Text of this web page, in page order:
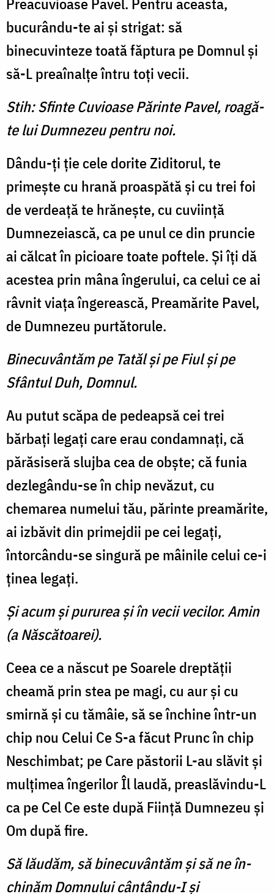
Preacuvioase Pavel. Pentru aceasta,
bucurându-te ai şi stri­gat: să
binecuvinteze toată făp­tura pe Domnul şi
să-L preaînalţe întru toţi vecii.
Stih: Sfinte Cuvioase Părinte Pavel, roagă-
te lui Dumnezeu pentru noi.
Dându-ţi ţie cele dorite Zidi­torul, te
primeşte cu hrană proaspătă şi cu trei foi
de ver­deaţă te hrăneşte, cu cuviinţă
Dumnezeiască, ca pe unul ce din pruncie
ai călcat în picioare toate poftele. Şi îţi dă
acestea prin mâna îngerului, ca celui ce ai
râvnit viaţa îngerească, Prea­mărite Pavel,
de Dumnezeu purtătorule.
Binecuvântăm pe Tatăl şi pe Fiul şi pe
Sfântul Duh, Domnul.
Au putut scăpa de pedeapsă cei trei
bărbaţi legaţi care erau condamnaţi, că
părăsiseră sluj­ba cea de obşte; că funia
dezlegându-se în chip nevăzut, cu
chemarea numelui tău, părinte preamărite,
ai izbăvit din pri­mejdii pe cei legaţi,
întorcându-se singură pe mâinile celui ce-i
ţinea legaţi.
Şi acum şi pururea şi în vecii vecilor. Amin
(a Născătoarei).
Ceea ce a născut pe Soarele dreptăţii
cheamă prin stea pe magi, cu aur şi cu
smirnă şi cu tămâie, să se închine într-un
chip nou Celui Ce S-a făcut Prunc în chip
Neschimbat; pe Care păstorii L-au slăvit şi
mulţimea îngerilor Îl laudă, preaslăvindu-L
ca pe Cel Ce este după Fiinţă Dumnezeu şi
Om după fire.
Să lăudăm, să binecuvântăm şi să ne în­
chinăm Domnului cântându-I şi